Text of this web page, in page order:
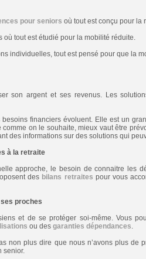
pour seniors où tout est conçu pour la
tout est étudié pour la mobilité réduite.
individuelles, tout est pensé pour que la
son argent et ses revenus. Les
besoins financiers évoluent. Elle est un
on le souhaite, mieux vaut être
des informations sur des solutions qui
à la retraite
approche, le besoin de connaitre les
des bilans retraites pour vous
proches
et de se protéger soi-même. Vous
ou des garanties dépendances.
non plus dire que nous n’avons plus de
senior.